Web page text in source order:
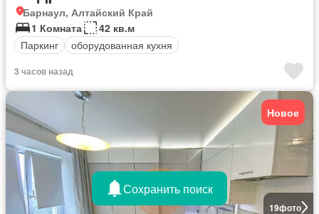
Барнаул, Алтайский Край
1 Комната
42 кв.м
Паркинг
оборудованная кухня
3 часов назад
19фото
Новое
Сохранить поиск